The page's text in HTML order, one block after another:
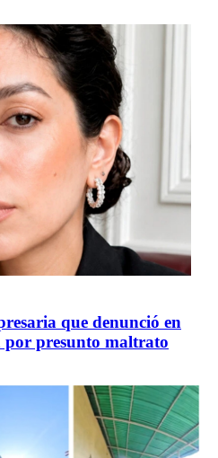
que denunció en
por presunto maltrato